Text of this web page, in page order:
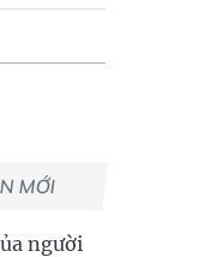
MỚI
người